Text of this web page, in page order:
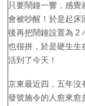
只要鬧鐘一響，感
會被吵醒！於是起床
後再把鬧鐘設置為 2
也很拼，於是硬生生
活到了今天！
京東最近四，五年沒
發號施令的人愈來愈